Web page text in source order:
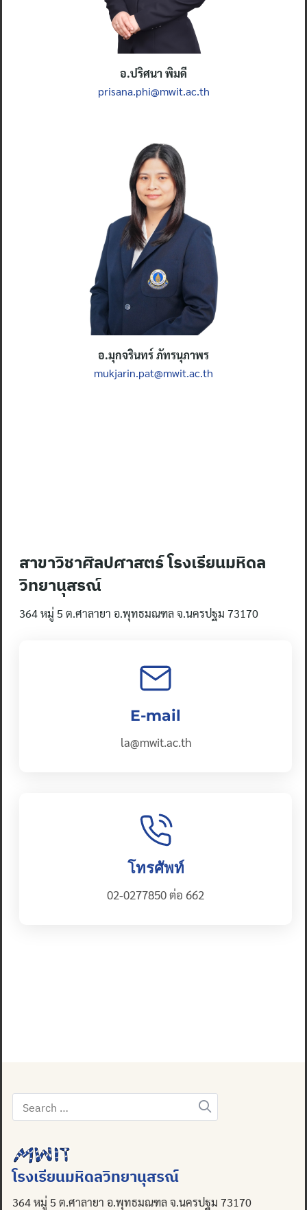
อ.ปริศนา พิมดี
prisana.phi@mwit.ac.th
อ.มุกจรินทร์ ภัทรนุภาพร
mukjarin.pat@mwit.ac.th
สาขาวิชาศิลปศาสตร์ โรงเรียนมหิดล
วิทยานุสรณ์
364 หมู่ 5 ต.ศาลายา อ.พุทธมณฑล จ.นครปฐม 73170
E-mail
la@mwit.ac.th
โทรศัพท์
02-0277850 ต่อ 662
Search
for:
โรงเรียนมหิดลวิทยานุสรณ์
364 หมู่ 5 ต.ศาลายา อ.พุทธมณฑล จ.นครปฐม 73170